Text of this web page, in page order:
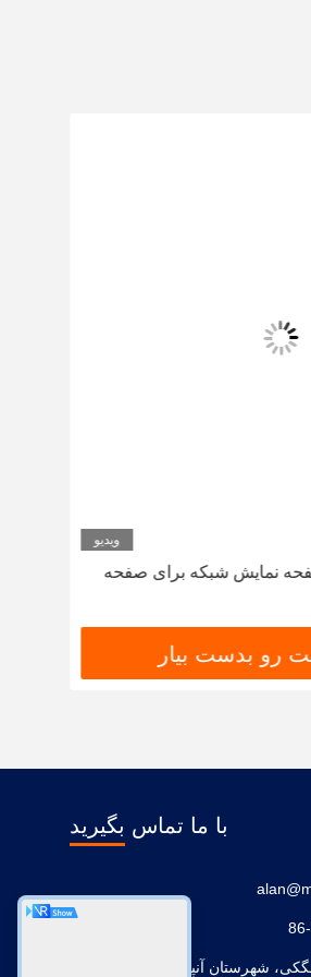
ویدیو
نمایش شبکه برای صفحه
رو بدست بیار
با ما تماس بگیرید
شهرستان آنپینگ، شهر هنگ